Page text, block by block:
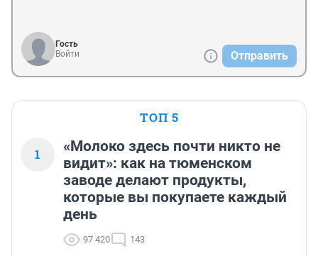
Гость
Войти
Отправить
ТОП 5
1
«Молоко здесь почти никто не
видит»: как на тюменском
заводе делают продукты,
которые вы покупаете каждый
день
97 420 143